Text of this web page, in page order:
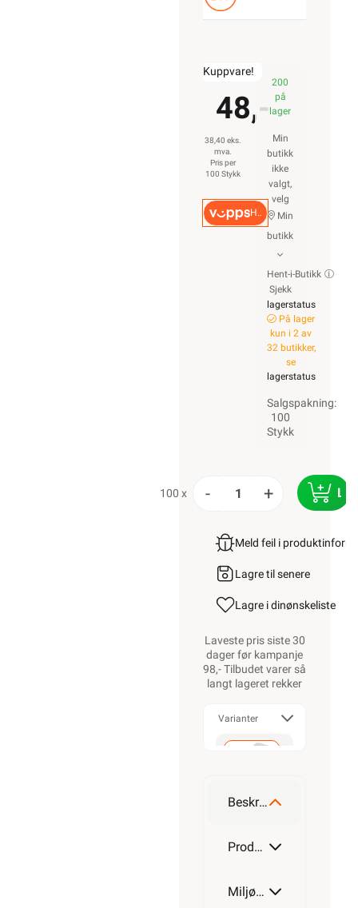
Kuppvare!
48,-
38,40 eks.
mva.
Pris per
100 Stykk
Hurtigkasse
200
på
lager
Min
butikk
ikke
valgt,
velg
Min
butikk
Hent-i-Butikk
Sjekk
lagerstatus
På lager
kun i 2 av
32 butikker,
se
lagerstatus
Salgspakning:
100
Stykk
100 x - +
Meld feil i
Lagre til senere
Lagre i dinønskeliste
Laveste pris siste 30
dager før kampanje
98,- Tilbudet varer så
langt lageret rekker
Varianter
Beskrivelse
Produktdetaljer
Miljøparametere